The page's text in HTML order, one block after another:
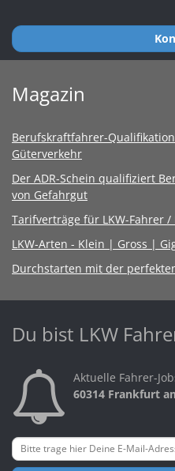
Magazin
Berufskraftfahrer-
Güterverkehr
Der ADR-Schein qualifiziert
von Gefahrgut
Tarifverträge für LKW-Fahrer
LKW-Arten - Klein | Gross |
Durchstarten mit der
Du bist LKW
Aktuelle Fahrer-
60314 Frankfurt